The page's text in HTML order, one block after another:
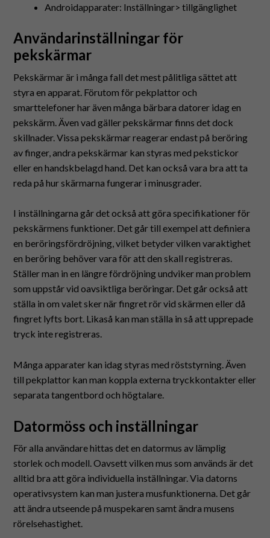
Androidapparater: Inställningar> tillgänglighet
Användarinställningar för
pekskärmar
Pekskärmar är i många fall det mest pålitliga sättet att
styra en apparat. Förutom för pekplattor och
smarttelefoner har även många bärbara datorer idag en
pekskärm. Även vad gäller pekskärmar finns det dock
skillnader. Vissa pekskärmar reagerar endast på beröring
av finger, andra pekskärmar kan styras med pekstickor
eller en handskbelagd hand. Det kan också vara bra att ta
reda på hur skärmarna fungerar i minusgrader.
I inställningarna går det också att göra specifikationer för
pekskärmens funktioner. Det går till exempel att definiera
en beröringsfördröjning, vilket betyder vilken varaktighet
en beröring behöver vara för att den skall registreras.
Ställer man in en längre fördröjning undviker man problem
som uppstår vid oavsiktliga beröringar. Det går också att
ställa in om valet sker när fingret rör vid skärmen eller då
fingret lyfts bort. Likaså kan man ställa in så att upprepade
tryck inte registreras.
Många apparater kan idag styras med röststyrning. Även
till pekplattor kan man koppla externa tryckkontakter eller
separata tangentbord och högtalare.
Datormöss och inställningar
För alla användare hittas det en datormus av lämplig
storlek och modell. Oavsett vilken mus som används är det
alltid bra att göra individuella inställningar. Via datorns
operativsystem kan man justera musfunktionerna. Det går
att ändra utseende på muspekaren samt ändra musens
rörelsehastighet.